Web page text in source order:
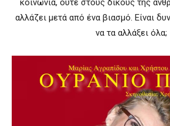
κοινωνία, ούτε στους δικούς της
αλλάζει μετά από ένα βιασμό. Είναι
να τα αλλάξει όλα;